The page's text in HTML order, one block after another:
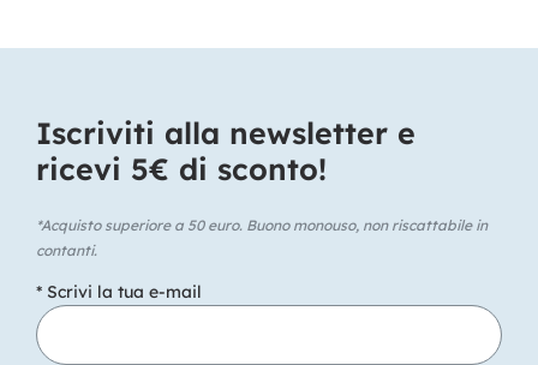
Iscriviti alla newsletter e
ricevi 5€ di sconto!​
*Acquisto superiore a 50 euro. Buono monouso, non riscattabile in
contanti.
* Scrivi la tua e-mail